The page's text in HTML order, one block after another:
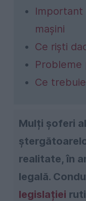
Important
mașini
Ce riști
Ce
Mulți șoferi
realitate, în
legală.
legislației